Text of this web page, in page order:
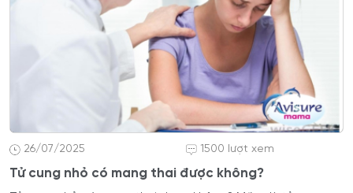
26/07/2025 1500 lượt xem
Tử cung nhỏ có mang thai được không?